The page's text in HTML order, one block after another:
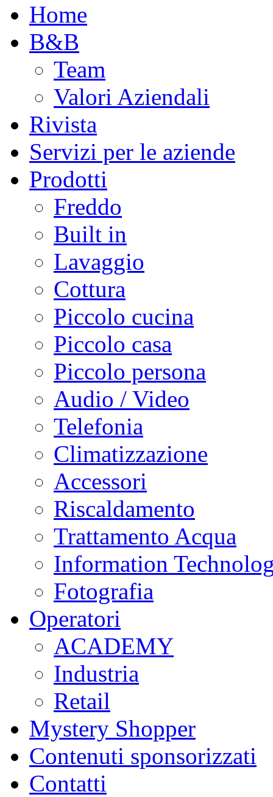
Home
B&B
Team
Valori Aziendali
Rivista
Servizi per le aziende
Prodotti
Freddo
Built in
Lavaggio
Cottura
Piccolo cucina
Piccolo casa
Piccolo persona
Audio / Video
Telefonia
Climatizzazione
Accessori
Riscaldamento
Trattamento Acqua
Information
Fotografia
Operatori
ACADEMY
Industria
Retail
Mystery Shopper
Contenuti sponsorizzati
Contatti